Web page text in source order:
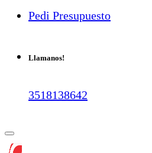
Pedi Presupuesto
Llamanos!
3518138642